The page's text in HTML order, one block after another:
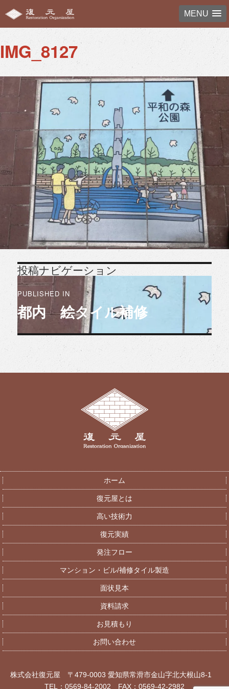
MENU
Previous Image Next Image
IMG_8127
投稿ナビゲーション
PUBLISHED IN
都内 絵タイル補修
ホーム
復元屋とは
高い技術力
復元実績
発注フロー
マンション・ビル/補修タイル製造
面状見本
資料請求
お見積もり
お問い合わせ
株式会社復元屋 〒479-0003 愛知県常滑市金山字北大根山8-1
TEL：0569-84-2002 FAX：0569-42-2982